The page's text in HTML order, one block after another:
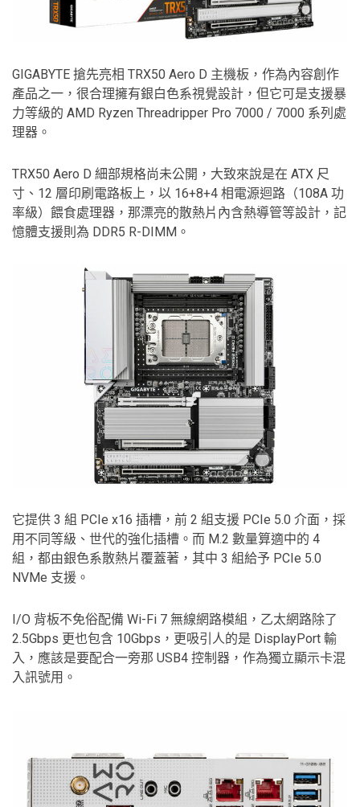
GIGABYTE 搶先亮相 TRX50 Aero D 主機板，作為內容創作
產品之一，很合理擁有銀白色系視覺設計，但它可是支援暴
力等級的 AMD Ryzen Threadripper Pro 7000 / 7000 系列處
理器。
TRX50 Aero D 細部規格尚未公開，大致來說是在 ATX 尺
寸、12 層印刷電路板上，以 16+8+4 相電源迴路（108A 功
率級）餵食處理器，那漂亮的散熱片內含熱導管等設計，記
憶體支援則為 DDR5 R-DIMM。
它提供 3 組 PCIe x16 插槽，前 2 組支援 PCIe 5.0 介面，採
用不同等級、世代的強化插槽。而 M.2 數量算適中的 4
組，都由銀色系散熱片覆蓋著，其中 3 組給予 PCIe 5.0
NVMe 支援。
I/O 背板不免俗配備 Wi-Fi 7 無線網路模組，乙太網路除了
2.5Gbps 更也包含 10Gbps，更吸引人的是 DisplayPort 輸
入，應該是要配合一旁那 USB4 控制器，作為獨立顯示卡混
入訊號用。